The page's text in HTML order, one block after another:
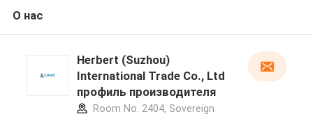
О нас
Herbert (Suzhou)
International Trade Co., Ltd
профиль производителя
Room No. 2404, Sovereign